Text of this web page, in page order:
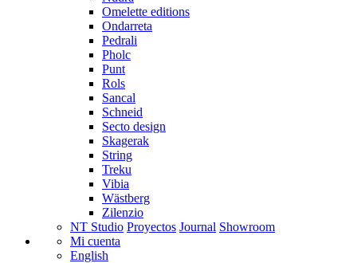
Omelette editions
Ondarreta
Pedrali
Pholc
Punt
Rols
Sancal
Schneid
Secto design
Skagerak
String
Treku
Vibia
Wästberg
Zilenzio
NT Studio Proyectos Journal Showroom
Mi cuenta
English